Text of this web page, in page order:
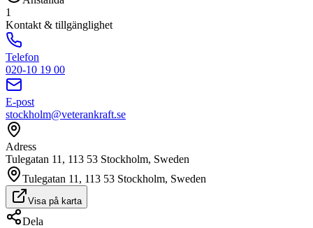
1
Kontakt & tillgänglighet
Telefon
020-10 19 00
E-post
stockholm@veterankraft.se
Adress
Tulegatan 11, 113 53 Stockholm, Sweden
Tulegatan 11, 113 53 Stockholm, Sweden
Visa på karta
Dela